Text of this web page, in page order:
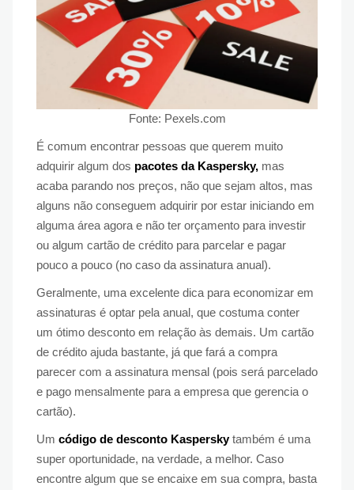
Fonte: Pexels.com
É comum encontrar pessoas que querem muito
adquirir algum dos pacotes da Kaspersky, mas
acaba parando nos preços, não que sejam altos, mas
alguns não conseguem adquirir por estar iniciando em
alguma área agora e não ter orçamento para investir
ou algum cartão de crédito para parcelar e pagar
pouco a pouco (no caso da assinatura anual).
Geralmente, uma excelente dica para economizar em
assinaturas é optar pela anual, que costuma conter
um ótimo desconto em relação às demais. Um cartão
de crédito ajuda bastante, já que fará a compra
parecer com a assinatura mensal (pois será parcelado
e pago mensalmente para a empresa que gerencia o
cartão).
Um código de desconto Kasperskytambém é uma
super oportunidade, na verdade, a melhor. Caso
encontre algum que se encaixe em sua compra, basta